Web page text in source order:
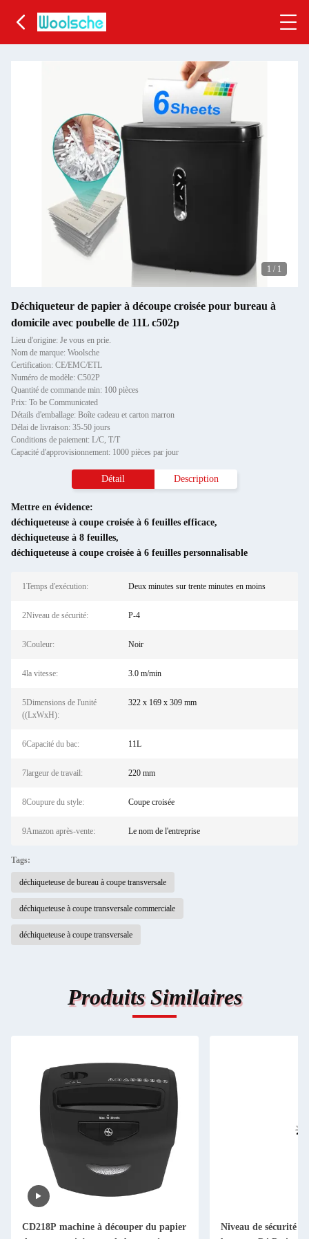
1 / 1
Déchiqueteur de papier à découpe croisée pour bureau à
domicile avec poubelle de 11L c502p
Lieu d'origine: Je vous en prie.
Nom de marque: Woolsche
Certification: CE/EMC/ETL
Numéro de modèle: C502P
Quantité de commande min: 100 pièces
Prix: To be Communicated
Détails d'emballage: Boîte cadeau et carton marron
Délai de livraison: 35-50 jours
Conditions de paiement: L/C, T/T
Capacité d'approvisionnement: 1000 pièces par jour
Détail Description
Mettre en évidence:
déchiqueteuse à coupe croisée à 6 feuilles efficace,
déchiqueteuse à 8 feuilles,
déchiqueteuse à coupe croisée à 6 feuilles personnalisable
1Temps d'exécution: Deux minutes sur trente minutes en moins
2Niveau de sécurité: P-4
3Couleur: Noir
4la vitesse: 3.0 m/min
5Dimensions de l'unité
((LxWxH):
322 x 169 x 309 mm
6Capacité du bac: 11L
7largeur de travail: 220 mm
8Coupure du style: Coupe croisée
9Amazon après-vente: Le nom de l'entreprise
Tags:
déchiqueteuse de bureau à coupe transversale
déchiqueteuse à coupe transversale commerciale
déchiqueteuse à coupe transversale
Produits Similaires
CD218P machine à découper du papier
Niveau de sécurité